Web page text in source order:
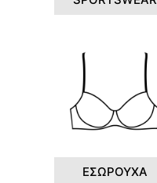
ΕΣΩΡΟΥΧΑ